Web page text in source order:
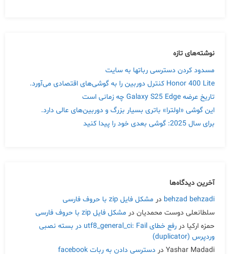
نوشته‌های تازه
مسدود کردن دسترسی رباتها به سایت
Honor 400 Lite کنترل دوربین را به گوشی‌های اقتصادی می‌آورد.
تاریخ عرضه Galaxy S25 Edge چه زمانی است
این گوشی «اولترا» باتری بسیار بزرگ و دوربین‌های عالی دارد.
برای سال 2025: گوشی بعدی خود را پیدا کنید
آخرین دیدگاه‌ها
behzad behzadi در مشکل فایل zip با حروف فارسی
سلطانعلی دوست محمدیان در مشکل فایل zip با حروف فارسی
حمزه ارکیا در
رفع خطای utf8_general_ci: Fail در بسته نصبی
وردپرس (duplicator)
Yashar Madadi در دسترسی دادن به ربات facebook